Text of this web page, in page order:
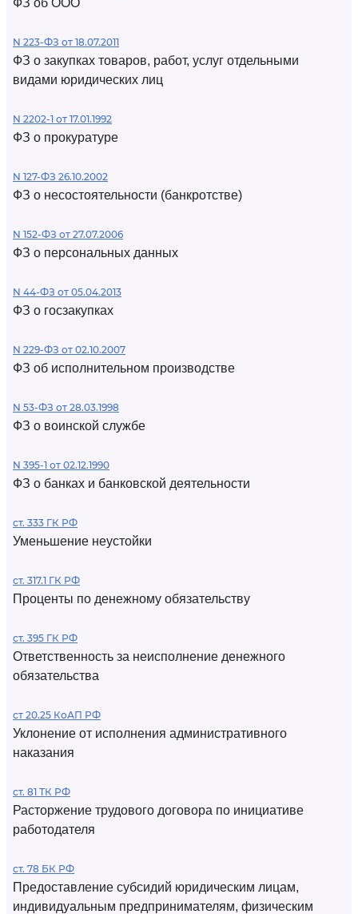
ФЗ об ООО
N 223-ФЗ от 18.07.2011
ФЗ о закупках товаров, работ, услуг отдельными
видами юридических лиц
N 2202-1 от 17.01.1992
ФЗ о прокуратуре
N 127-ФЗ 26.10.2002
ФЗ о несостоятельности (банкротстве)
N 152-ФЗ от 27.07.2006
ФЗ о персональных данных
N 44-ФЗ от 05.04.2013
ФЗ о госзакупках
N 229-ФЗ от 02.10.2007
ФЗ об исполнительном производстве
N 53-ФЗ от 28.03.1998
ФЗ о воинской службе
N 395-1 от 02.12.1990
ФЗ о банках и банковской деятельности
ст. 333 ГК РФ
Уменьшение неустойки
ст. 317.1 ГК РФ
Проценты по денежному обязательству
ст. 395 ГК РФ
Ответственность за неисполнение денежного
обязательства
ст 20.25 КоАП РФ
Уклонение от исполнения административного
наказания
ст. 81 ТК РФ
Расторжение трудового договора по инициативе
работодателя
ст. 78 БК РФ
Предоставление субсидий юридическим лицам,
индивидуальным предпринимателям, физическим